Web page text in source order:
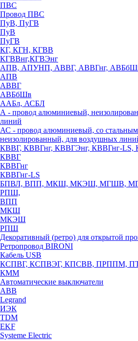
ПВС
Провод ПВС
ПуВ, ПуГВ
ПуВ
ПуГВ
КГ, КГН, КГВВ
КГВВнг,КГВЭнг
АПВ, АПУНП, АВВГ, АВВГнг,
АПВ
АВВГ
АВБбШв
ААБл, АСБЛ
А - провод алюминиевый,
линий
АС - провод алюминиевый, со стальным
неизолированный, для воздушных
КВВГ, КВВГнг, КВВГЭнг, КВВГнг-LS,
КВВГ
КВВГнг
КВВГнг-LS
БПВЛ, ВПП, МКШ, МКЭШ, МГШВ,
РПШ,
ВПП
МКШ
МКЭШ
РПШ
Декоративный (ретро) для открытой
Ретропровод BIRONI
Кабель USB
КСПВГ, КСПВЭГ, КПСВВ, ПРППМ,
КММ
Автоматические выключатели
ABB
Legrand
ИЭК
TDM
EKF
Systeme Electric